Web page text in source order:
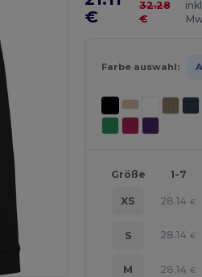
€
32.28
€
Farbe auswahl:
Größe 1-7
XS 28.14 €
S 28.14 €
M 28.14 €